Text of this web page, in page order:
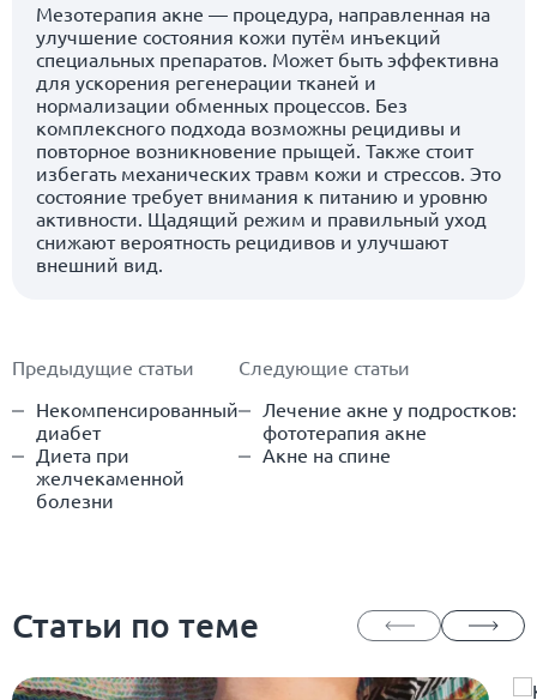
Мезотерапия акне — процедура, направленная на
улучшение состояния кожи путём инъекций
специальных препаратов. Может быть эффективна
для ускорения регенерации тканей и
нормализации обменных процессов. Без
комплексного подхода возможны рецидивы и
повторное возникновение прыщей. Также стоит
избегать механических травм кожи и стрессов. Это
состояние требует внимания к питанию и уровню
активности. Щадящий режим и правильный уход
снижают вероятность рецидивов и улучшают
внешний вид.
Предыдущие статьи
Некомпенсированный
диабет
Диета при
желчекаменной
болезни
Следующие статьи
Лечение акне у подростков:
фототерапия акне
Акне на спине
Статьи по теме